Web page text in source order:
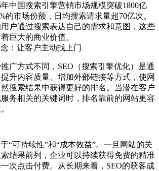
中国搜索引擎营销市场规模突破1800亿
的市场份额，日均搜索请求量超70亿次。
户通过搜索表达自己的需求和意图，这些
巨大的商业价值。
：让客户主动找上门
广方式不同，SEO（搜索引擎优化）是通
升内容质量、增加外部链接等方式，使网
搜索结果中获得更好的排名。当潜在客户
务相关的关键词时，排名靠前的网站更容
“可持续性”和“成本效益”。一旦网站的关
结果前列，企业可以持续获得免费的精准
次点击付费。从长期来看，SEO的获客成